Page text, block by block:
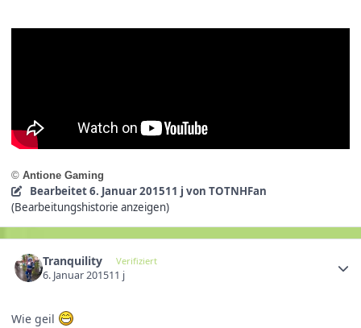
© Antione Gaming
Bearbeitet6. Januar 201511 j von TOTNHFan
(Bearbeitungshistorie anzeigen)
Tranquility Verifiziert
6. Januar 201511 j
Wie geil